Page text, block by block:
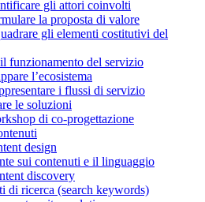
gli attori coinvolti
la proposta di valore
gli elementi costitutivi del
funzionamento del servizio
l’ecosistema
i flussi di servizio
le soluzioni
di co-progettazione
design
sui contenuti e il linguaggio
discovery
di ricerca (search keywords)